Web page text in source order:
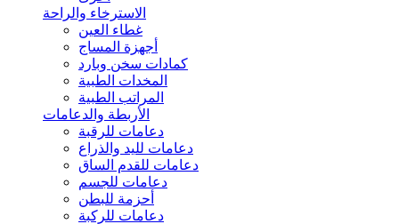
الاسترخاء والراحة
غطاء العين
أجهزة المساج
كمادات سخن وبارد
المخدات الطبية
المراتب الطبية
الأربطة والدعامات
دعامات للرقبة
دعامات لليد والذراع
دعامات للقدم الساق
دعامات للجسم
أحزمة للبطن
دعامات للركبة